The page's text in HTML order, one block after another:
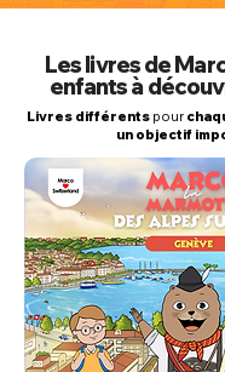
Les livres de
enfants à
Livres différents pour
un objectif